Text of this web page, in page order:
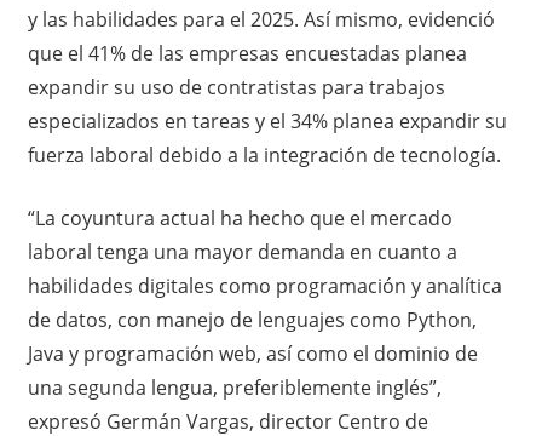
y las habilidades para el 2025. Así mismo, evidenció
que el 41% de las empresas encuestadas planea
expandir su uso de contratistas para trabajos
especializados en tareas y el 34% planea expandir su
fuerza laboral debido a la integración de tecnología.
“La coyuntura actual ha hecho que el mercado
laboral tenga una mayor demanda en cuanto a
habilidades digitales como programación y analítica
de datos, con manejo de lenguajes como Python,
Java y programación web, así como el dominio de
una segunda lengua, preferiblemente inglés”,
expresó Germán Vargas, director Centro de